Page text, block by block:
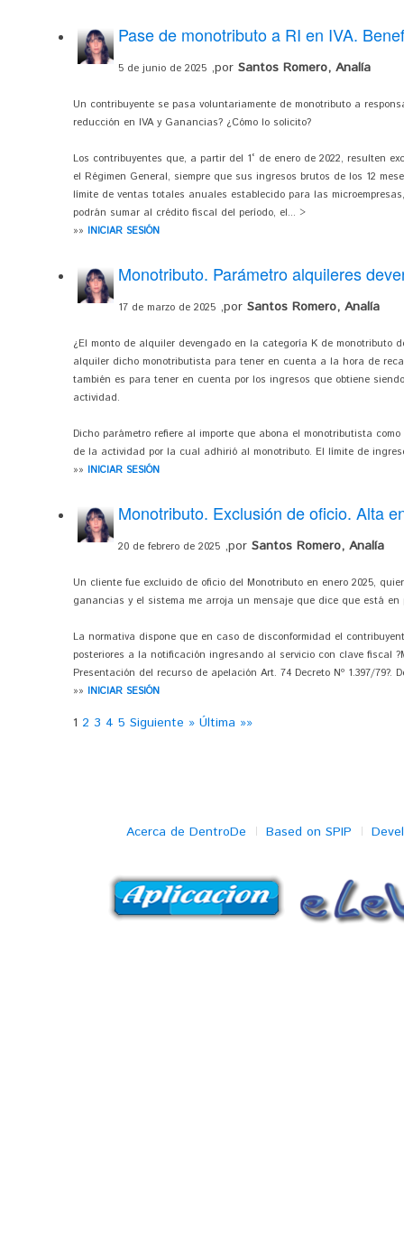
Pase de monotributo a RI en IVA.
5 de junio de 2025 ,por Santos Romero, Analía
Un contribuyente se pasa voluntariamente de monotributo a
reducción en IVA y Ganancias? ¿Cómo lo solicito?
Los contribuyentes que, a partir del 1° de enero de 2022, resulten
el Régimen General, siempre que sus ingresos brutos de los 12
límite de ventas totales anuales establecido para las
podrán sumar al crédito fiscal del período, el... >
»» INICIAR SESIÓN
Monotributo. Parámetro alquileres
17 de marzo de 2025 ,por Santos Romero, Analía
¿El monto de alquiler devengado en la categoría K de monotributo
alquiler dicho monotributista para tener en cuenta a la hora de
también es para tener en cuenta por los ingresos que obtiene
actividad.
Dicho parámetro refiere al importe que abona el monotributista
de la actividad por la cual adhirió al monotributo. El límite de
»» INICIAR SESIÓN
Monotributo. Exclusión de oficio. Alta
20 de febrero de 2025 ,por Santos Romero, Analía
Un cliente fue excluido de oficio del Monotributo en enero 2025,
ganancias y el sistema me arroja un mensaje que dice que está en
La normativa dispone que en caso de disconformidad el
posteriores a la notificación ingresando al servicio con clave fiscal
Presentación del recurso de apelación Art. 74 Decreto Nº 1.397/
»» INICIAR SESIÓN
1 2 3 4 5 Siguiente » Última »»
Acerca de DentroDe Based on SPIP